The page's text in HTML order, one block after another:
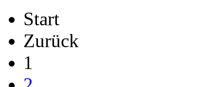
Start
Zurück
1